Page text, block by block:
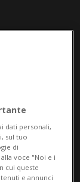
due
dati personali,
sul tuo
di
voce "Noi e i
cui queste
e annunci